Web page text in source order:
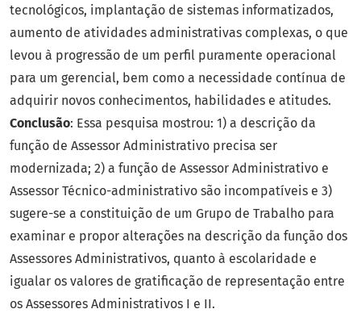
tecnológicos, implantação de sistemas informatizados,
aumento de atividades administrativas complexas, o que
levou à progressão de um perfil puramente operacional
para um gerencial, bem como a necessidade contínua de
adquirir novos conhecimentos, habilidades e atitudes.
Conclusão: Essa pesquisa mostrou: 1) a descrição da
função de Assessor Administrativo precisa ser
modernizada; 2) a função de Assessor Administrativo e
Assessor Técnico-administrativo são incompatíveis e 3)
sugere-se a constituição de um Grupo de Trabalho para
examinar e propor alterações na descrição da função dos
Assessores Administrativos, quanto à escolaridade e
igualar os valores de gratificação de representação entre
os Assessores Administrativos I e II.